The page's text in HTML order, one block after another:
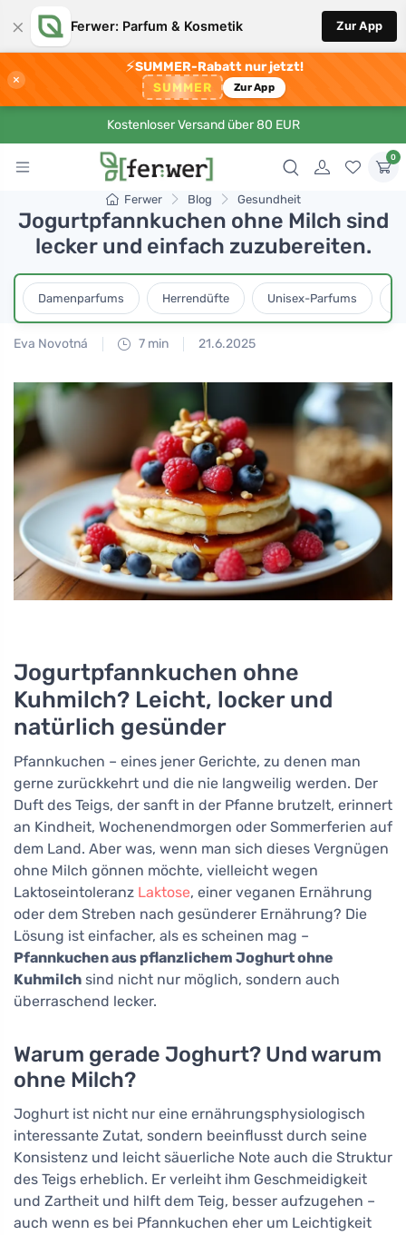
× Ferwer: Parfum & Kosmetik Zur App
×
⚡SUMMER-Rabatt nur jetzt!
SUMMER Zur App
Kostenloser Versand über 80 EUR
0
Ferwer Blog Gesundheit
Jogurtpfannkuchen ohne Milch sind
lecker und einfach zuzubereiten.
Damenparfums Herrendüfte Unisex-Parfums
Eva Novotná 7 min 21.6.2025
Jogurtpfannkuchen ohne
Kuhmilch? Leicht, locker und
natürlich gesünder
Pfannkuchen – eines jener Gerichte, zu denen man
gerne zurückkehrt und die nie langweilig werden. Der
Duft des Teigs, der sanft in der Pfanne brutzelt, erinnert
an Kindheit, Wochenendmorgen oder Sommerferien auf
dem Land. Aber was, wenn man sich dieses Vergnügen
ohne Milch gönnen möchte, vielleicht wegen
Laktoseintoleranz Laktose, einer veganen Ernährung
oder dem Streben nach gesünderer Ernährung? Die
Lösung ist einfacher, als es scheinen mag –
Pfannkuchen aus pflanzlichem Joghurt ohne
Kuhmilch sind nicht nur möglich, sondern auch
überraschend lecker.
Warum gerade Joghurt? Und warum
ohne Milch?
Joghurt ist nicht nur eine ernährungsphysiologisch
interessante Zutat, sondern beeinflusst durch seine
Konsistenz und leicht säuerliche Note auch die Struktur
des Teigs erheblich. Er verleiht ihm Geschmeidigkeit
und Zartheit und hilft dem Teig, besser aufzugehen –
auch wenn es bei Pfannkuchen eher um Leichtigkeit